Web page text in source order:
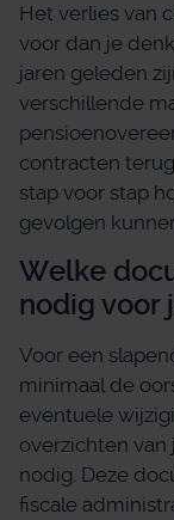
Het verlies van
voor dan je
jaren geleden
verschillende
contracten
stap voor stap
gevolgen
Welke
nodig voor
Voor een
minimaal de
eventuele
overzichten
nodig. Deze
fiscale